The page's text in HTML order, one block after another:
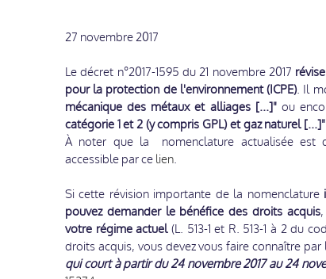
27 novembre 2017
Le décret n°2017-1595 du 21 novembre 2017
pour la protection de l'environnement (ICPE). Il
mécanique des métaux et alliages [...]"ou
catégorie 1 et 2 (y compris GPL) et gaz naturel [...]"
À noter que la nomenclature actualisée est
accessible par ce lien.
Si cette révision importante de la nomenclature
pouvez demander le bénéfice des droits acquis,
votre régime actuel (L. 513-1 et R. 513-1 à 2 du
droits acquis, vous devez vous faire connaître par
qui court à partir du 24 novembre 2017 au 24